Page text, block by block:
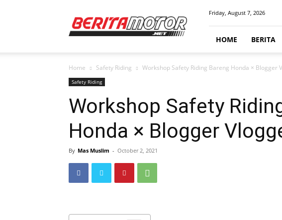
Friday, August 7, 2026
HOME BERITA
Home Safety Riding Workshop Safety Riding Bareng Honda × Blogger
Safety Riding
Workshop Safety
Honda × Blogger
By Mas Muslim - October 2, 2021